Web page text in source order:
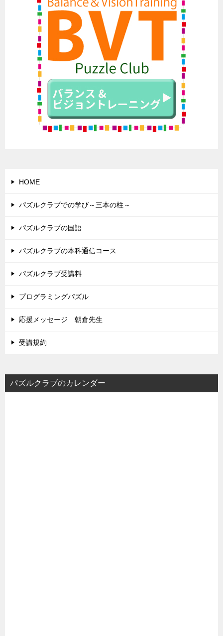
HOME
パズルクラブでの学び～三本の柱～
パズルクラブの国語
パズルクラブの本科通信コース
パズルクラブ受講料
プログラミングパズル
応援メッセージ 朝倉先生
受講規約
パズルクラブのカレンダー